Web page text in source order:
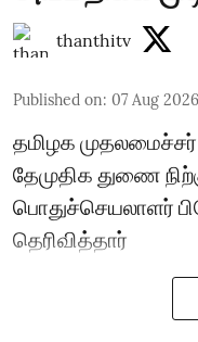
thanthitv
Published on: 07 Aug
தமிழக முதலமைச்சர்
தேமுதிக துணை
பொதுச்செயலாளர்
தெரிவித்தார்